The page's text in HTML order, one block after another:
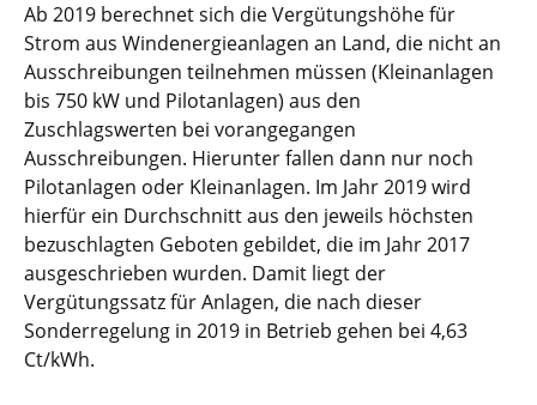
Ab 2019 berechnet sich die Vergütungshöhe für
Strom aus Windenergieanlagen an Land, die nicht an
Ausschreibungen teilnehmen müssen (Kleinanlagen
bis 750 kW und Pilotanlagen) aus den
Zuschlagswerten bei vorangegangen
Ausschreibungen. Hierunter fallen dann nur noch
Pilotanlagen oder Kleinanlagen. Im Jahr 2019 wird
hierfür ein Durchschnitt aus den jeweils höchsten
bezuschlagten Geboten gebildet, die im Jahr 2017
ausgeschrieben wurden. Damit liegt der
Vergütungssatz für Anlagen, die nach dieser
Sonderregelung in 2019 in Betrieb gehen bei 4,63
Ct/kWh.